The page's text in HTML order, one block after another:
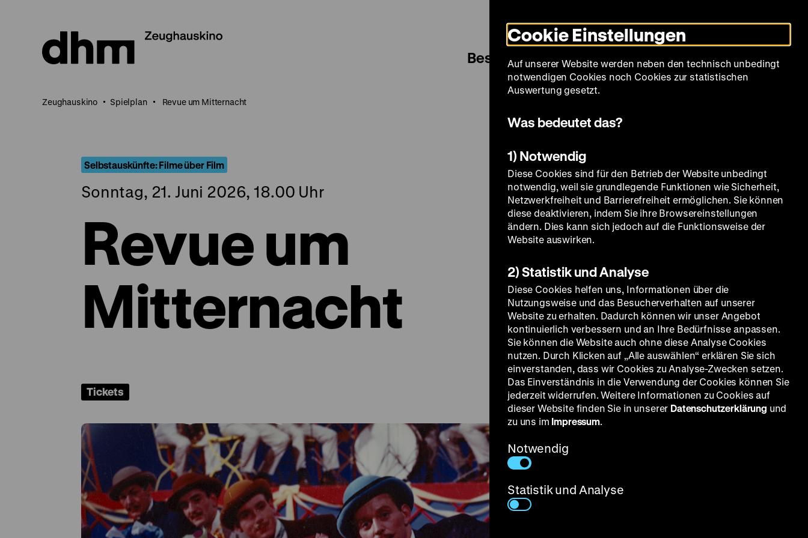
Seiteninhalt
springen
Modus
umschalten
Sprache
Besuch Spielplan Filmreihen Über uns
Zeughauskino Spielplan Revue um Mitternacht
Selbstauskünfte: Filme über Film
Sonntag, 21. Juni 2026, 18.00 Uhr
Revue um
Mitternacht
Tickets
Cookie Einstellungen
Auf unserer Website werden neben den technisch unbedingt
notwendigen Cookies noch Cookies zur statistischen
Auswertung gesetzt.
Was bedeutet das?
1) Notwendig
Diese Cookies sind für den Betrieb der Website unbedingt
notwendig, weil sie grundlegende Funktionen wie Sicherheit,
Netzwerkfreiheit und Barrierefreiheit ermöglichen. Sie können
diese deaktivieren, indem Sie ihre Browsereinstellungen
ändern. Dies kann sich jedoch auf die Funktionsweise der
Website auswirken.
2) Statistik und Analyse
Diese Cookies helfen uns, Informationen über die
Nutzungsweise und das Besucherverhalten auf unserer
Website zu erhalten. Dadurch können wir unser Angebot
kontinuierlich verbessern und an Ihre Bedürfnisse anpassen.
Sie können die Website auch ohne diese Analyse Cookies
nutzen. Durch Klicken auf „Alle auswählen“ erklären Sie sich
einverstanden, dass wir Cookies zu Analyse-Zwecken setzen.
Das Einverständnis in die Verwendung der Cookies können Sie
jederzeit widerrufen. Weitere Informationen zu Cookies auf
dieser Website finden Sie in unserer Datenschutzerklärung und
zu uns im Impressum.
Notwendig
Statistik und Analyse